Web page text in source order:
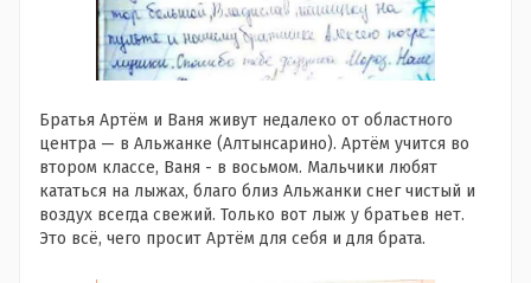
Братья Артём и Ваня живут недалеко от областного
центра — в Альжанке (Алтынсарино). Артём учится во
втором классе, Ваня - в восьмом. Мальчики любят
кататься на лыжах, благо близ Альжанки снег чистый и
воздух всегда свежий. Только вот лыж у братьев нет.
Это всё, чего просит Артём для себя и для брата.